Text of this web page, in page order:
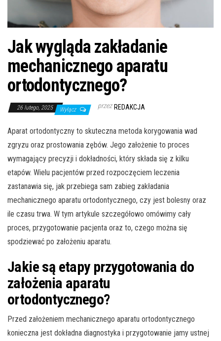
Jak wygląda zakładanie
mechanicznego aparatu
ortodontycznego?
26 lutego, 2025 Wyłącz przez REDAKCJA
Aparat ortodontyczny to skuteczna metoda korygowania wad
zgryzu oraz prostowania zębów. Jego założenie to proces
wymagający precyzji i dokładności, który składa się z kilku
etapów. Wielu pacjentów przed rozpoczęciem leczenia
zastanawia się, jak przebiega sam zabieg zakładania
mechanicznego aparatu ortodontycznego, czy jest bolesny oraz
ile czasu trwa. W tym artykule szczegółowo omówimy cały
proces, przygotowanie pacjenta oraz to, czego można się
spodziewać po założeniu aparatu.
Jakie są etapy przygotowania do
założenia aparatu
ortodontycznego?
Przed założeniem mechanicznego aparatu ortodontycznego
konieczna jest dokładna diagnostyka i przygotowanie jamy ustnej